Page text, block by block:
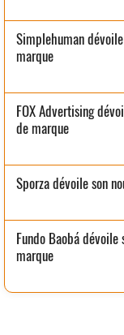
Simplehuman
marque
FOX Advertising
de marque
Sporza dévoile son
Fundo Baobá
marque